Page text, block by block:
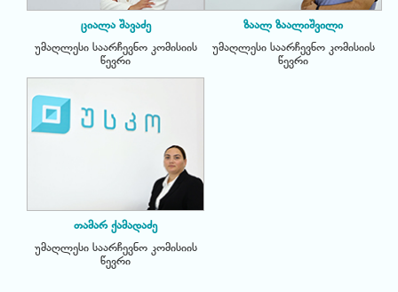
ციალა შავაძე
უმაღლესი საარჩევნო კომისიის
წევრი
ზაალ ზაალიშვილი
უმაღლესი საარჩევნო კომისიის
წევრი
თამარ ქამადაძე
უმაღლესი საარჩევნო კომისიის
წევრი